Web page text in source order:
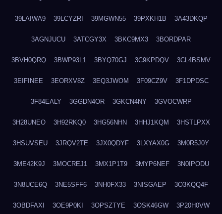
39LAIWA9 39LCYZRI 39MGWN55 39PXKH1B 3A43DKQP
3AGNJUCU 3ATCGY3X 3BKC9MX3 3BORDPAR
3BVH0QRQ 3BWP93L1 3BYQ70GJ 3C9KPDQV 3CL4BSMV
3EIFINEE 3EORXV8Z 3EQ3JWOM 3F09CZ9V 3F1DPDSC
3F84EALY 3GGDN4OR 3GKCN4NY 3GVOCWRP
3H28UNEO 3H92RKQ0 3HG56NHN 3HHJ1KQM 3HSTLPXX
3HSUVSEU 3JRQV2TE 3JX0QDYF 3LXYAX0G 3M0R5J0Y
3ME42K9J 3MOCREJ1 3MX1P1T9 3MYP6NEF 3N0IPODU
3N8UCE6Q 3NE5SFF6 3NH0FX33 3NISGAEP 3O3KQQ4F
3OBDFAXI 3OE9P0KI 3OPSZTYE 3OSK46GW 3P20H0VW